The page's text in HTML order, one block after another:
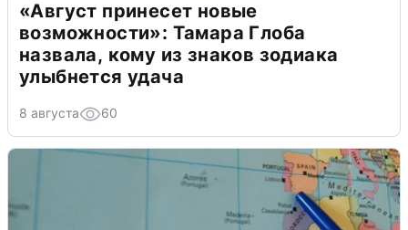
«Август принесет новые
возможности»: Тамара Глоба
назвала, кому из знаков зодиака
улыбнется удача
8 августа 60